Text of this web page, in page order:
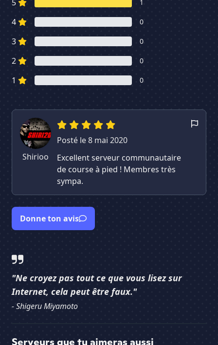
5 1
4 0
3 0
2 0
1 0
Shirioo
Posté le 8 mai 2020
Excellent serveur communautaire
de course à pied ! Membres très
sympa.
Donne ton avis
"Ne croyez pas tout ce que vous lisez sur
Internet, cela peut être faux."
- Shigeru Miyamoto
Serveurs que tu aimeras aussi